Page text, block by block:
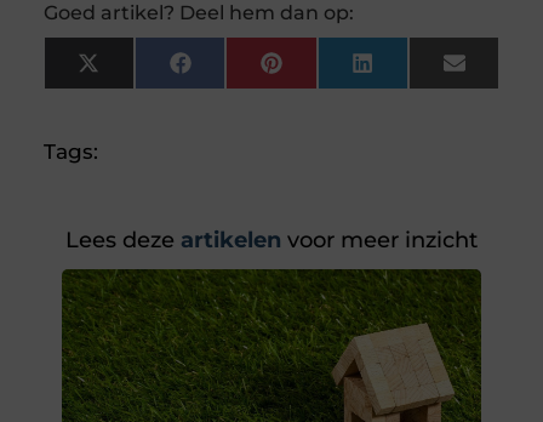
Goed artikel? Deel hem dan op:
X
(Twitter)
FacebookPinterestLinkedInEmail
Tags:
Lees deze artikelen voor meer inzicht